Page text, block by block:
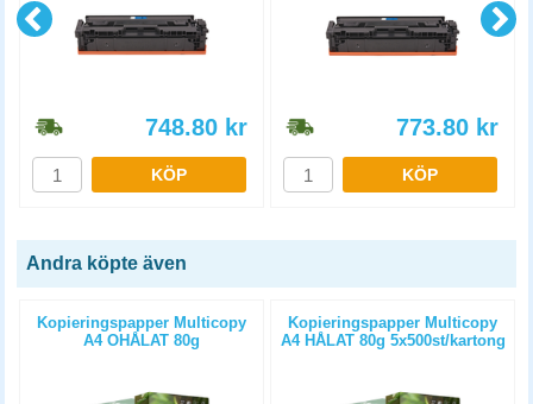
748.80 kr
KÖP
773.80 kr
KÖP
Andra köpte även
Kopieringspapper Multicopy
A4 OHÅLAT 80g
Kopieringspapper Multicopy
A4 HÅLAT 80g 5x500st/kartong